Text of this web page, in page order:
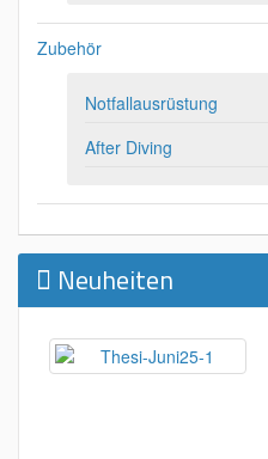
Zubehör
Notfallausrüstung
After Diving
Neuheiten